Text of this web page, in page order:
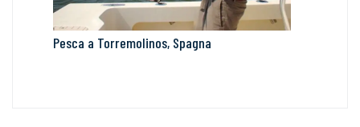
Pesca a Torremolinos, Spagna